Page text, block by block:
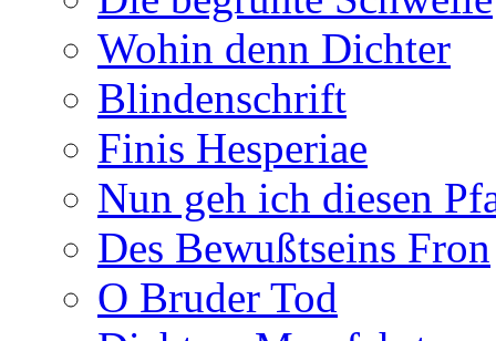
Wohin denn Dichter
Blindenschrift
Finis Hesperiae
Nun geh ich diesen
Des Bewußtseins Fron
O Bruder Tod